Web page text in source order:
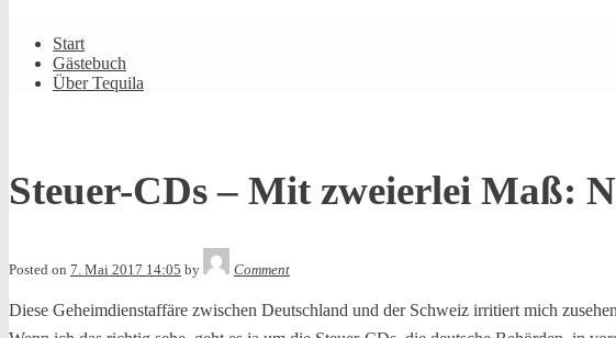
Navigation
Start
Gästebuch
Über Tequila
Steuer-CDs – Mit zweierlei Maß:
Posted on 7. Mai 2017 14:05 by
Comment
Diese Geheimdienstaffäre zwischen Deutschland und der Schweiz irritiert mich